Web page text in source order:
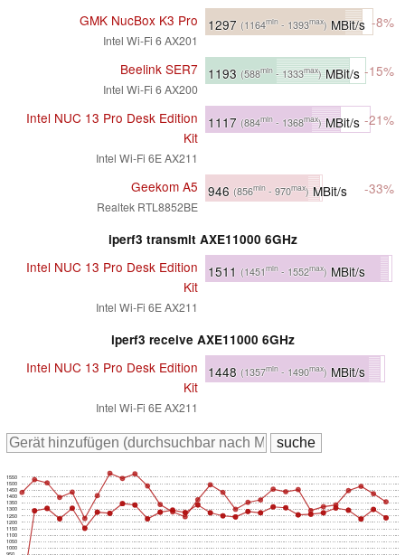
GMK NucBox K3 Pro
Intel Wi-Fi 6 AX201
1297 (1164min - 1393max) MBit/s -8%
Beelink SER7
Intel Wi-Fi 6 AX200
1193 (588min - 1333max)MBit/s -15%
Intel NUC 13 Pro Desk Edition
Kit
Intel Wi-Fi 6E AX211
1117 (884min - 1368max)MBit/s -21%
Geekom A5
Realtek RTL8852BE
946 (856min - 970max) MBit/s -33%
iperf3 transmit AXE11000 6GHz
Intel NUC 13 Pro Desk Edition
Kit
Intel Wi-Fi 6E AX211
1511 (1451min - 1552max) MBit/s
iperf3 receive AXE11000 6GHz
Intel NUC 13 Pro Desk Edition
Kit
Intel Wi-Fi 6E AX211
1448 (1357min - 1490max) MBit/s
1000
1050
1100
1150
1200
1250
1300
1350
1400
1450
1500
1550